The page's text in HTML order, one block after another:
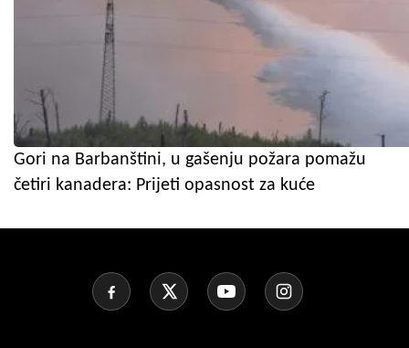
Gori na Barbanštini, u gašenju požara pomažu
četiri kanadera: Prijeti opasnost za kuće